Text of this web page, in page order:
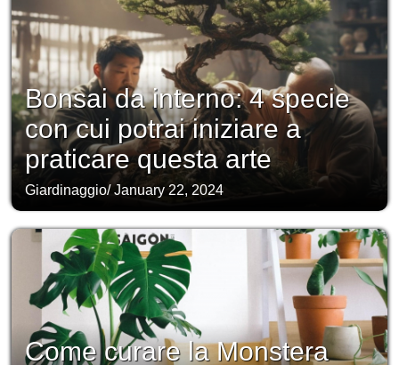
Bonsai da interno: 4 specie
con cui potrai iniziare a
praticare questa arte
Giardinaggio/January 22, 2024
Come curare la Monstera